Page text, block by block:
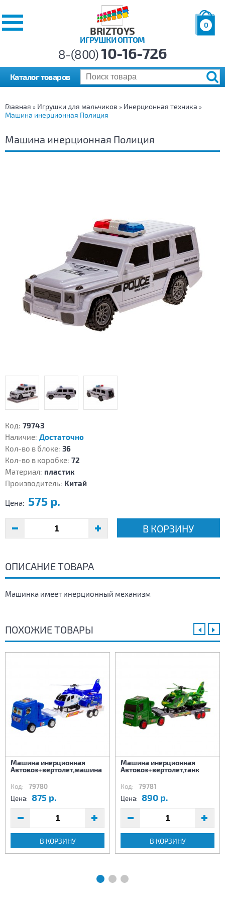
BRIZTOYS
ИГРУШКИ ОПТОМ
0
р.
8-(800)10-16-726
Каталог товаров
Главная » Игрушки для мальчиков » Инерционная техника »
Машина инерционная Полиция
Машина инерционная Полиция
Код: 79743
Наличие: Достаточно
Кол-во в блоке: 36
Кол-во в коробке: 72
Материал: пластик
Производитель: Китай
Цена: 575 р.
В КОРЗИНУ
ОПИСАНИЕ ТОВАРА
Машинка имеет инерционный механизм
ПОХОЖИЕ ТОВАРЫ
Машина инерционная
Автовоз+вертолет,машина
Код: 79780
Цена: 875 р.
В КОРЗИНУ
Машина инерционная
Автовоз+вертолет,танк
Код: 79781
Цена: 890 р.
В КОРЗИНУ